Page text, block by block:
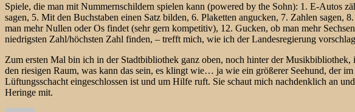
Spiele, die man mit Nummernschildern spielen kann (powered by the Sohn): 1. E-Autos
sagen, 5. Mit den Buchstaben einen Satz bilden, 6. Plaketten angucken, 7. Zahlen
man mehr Nullen oder Os findet (sehr gern kompetitiv), 12. Gucken, ob man mehr
niedrigsten Zahl/höchsten Zahl finden, – trefft mich, wie ich der Landesregierung
Zum ersten Mal bin ich in der Stadtbibliothek ganz oben, noch hinter der
den riesigen Raum, was kann das sein, es klingt wie… ja wie ein größerer Seehund, der
Lüftungsschacht eingeschlossen ist und um Hilfe ruft. Sie schaut mich nachdenklich an
Heringe mit.